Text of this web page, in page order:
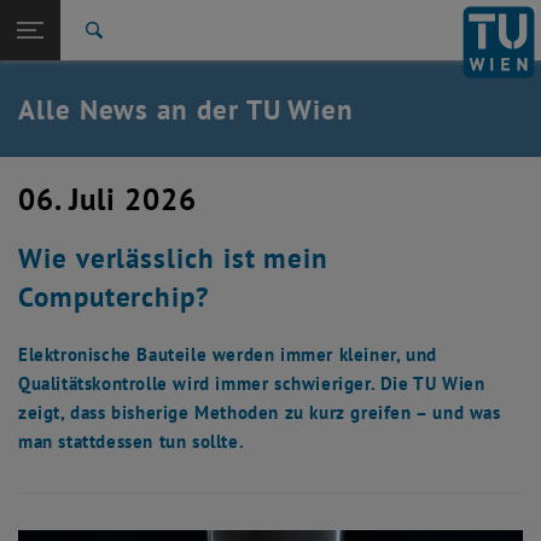
TU Login
Quicklinks
Quicklinks-Menü umschalten
Studium
Karriere
Zurück: Subseiten von TU Wien Startseite auflisten
Zurück zur letzten Ebene:
TU Wien Startseite
Übersicht
Alle News an der TU Wien
06. Juli 2026
Wie verlässlich ist mein
Computerchip?
Elektronische Bauteile werden immer kleiner, und
Qualitätskontrolle wird immer schwieriger. Die TU Wien
zeigt, dass bisherige Methoden zu kurz greifen – und was
man stattdessen tun sollte.